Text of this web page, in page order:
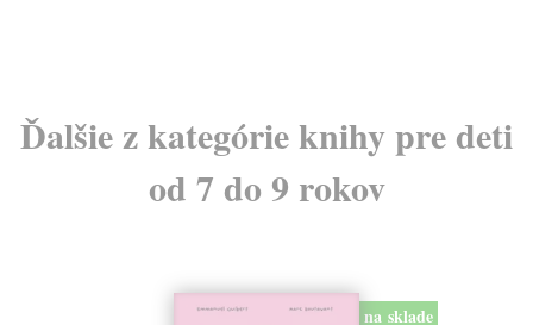
Ďalšie z kategórie knihy pre deti
od 7 do 9 rokov
na sklade